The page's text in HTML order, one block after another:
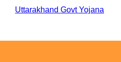
Uttarakhand Govt Yojana